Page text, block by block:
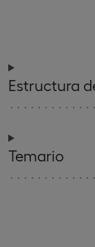
Estructura
Temario